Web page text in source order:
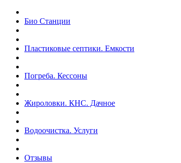
Био Станции
Пластиковые септики. Емкости
Погреба. Кессоны
Жироловки. КНС. Дачное
Водоочистка. Услуги
Отзывы